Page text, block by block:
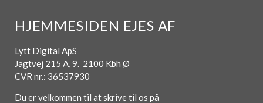
HJEMMESIDEN EJES AF
Lytt Digital ApS
Jagtvej 215 A, 9. 2100 Kbh Ø
CVR nr.: 36537930
Du er velkommen til at skrive til os på